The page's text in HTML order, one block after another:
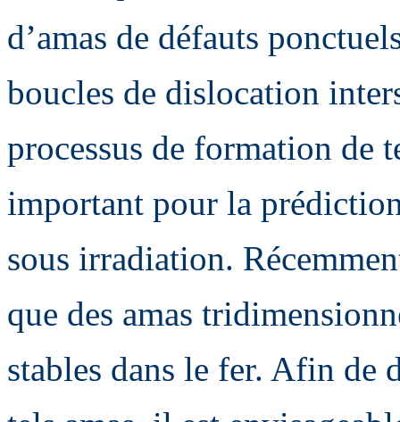
d’amas de défauts
boucles de dislocation
processus de formation de
important pour la
sous irradiation.
que des amas
stables dans le fer. Afin de